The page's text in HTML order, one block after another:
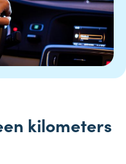
kilometers